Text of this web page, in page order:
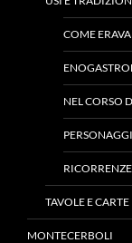
COME
NEL CORSO
PERSONAGGI
RICORRENZE
TAVOLE E CARTE
MONTECERBOLI